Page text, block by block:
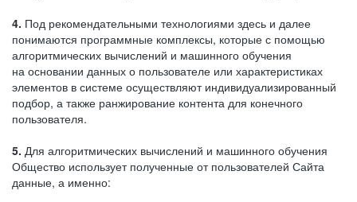
4. Под рекомендательными технологиями здесь и далее
понимаются программные комплексы, которые с помощью
алгоритмических вычислений и машинного обучения
на основании данных о пользователе или характеристиках
элементов в системе осуществляют индивидуализированный
подбор, а также ранжирование контента для конечного
пользователя.
5. Для алгоритмических вычислений и машинного обучения
Общество использует полученные от пользователей Сайта
данные, а именно: